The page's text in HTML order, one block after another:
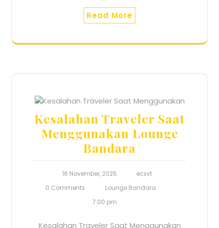
Read More
Kesalahan Traveler Saat
Menggunakan Lounge
Bandara
16 November, 2025
ecxvt
0 Comments
Lounge Bandara
7:00 pm
Kesalahan Traveler Saat Menggunakan